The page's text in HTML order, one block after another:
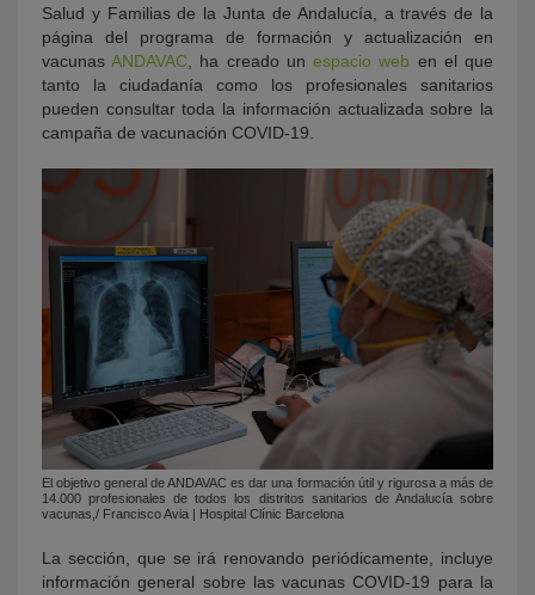
Salud y Familias de la Junta de Andalucía, a través de la
página del programa de formación y actualización en
vacunasANDAVAC , ha creado unespacio web en el que
tanto la ciudadanía como los profesionales sanitarios
pueden consultar toda la información actualizada sobre la
campaña de vacunación COVID-19.
El objetivo general de ANDAVAC es dar una formación útil y rigurosa a más de
14.000 profesionales de todos los distritos sanitarios de Andalucía sobre
vacunas,/ Francisco Avia | Hospital Clínic Barcelona
La sección, que se irá renovando periódicamente, incluye
información general sobre las vacunas COVID-19 para la